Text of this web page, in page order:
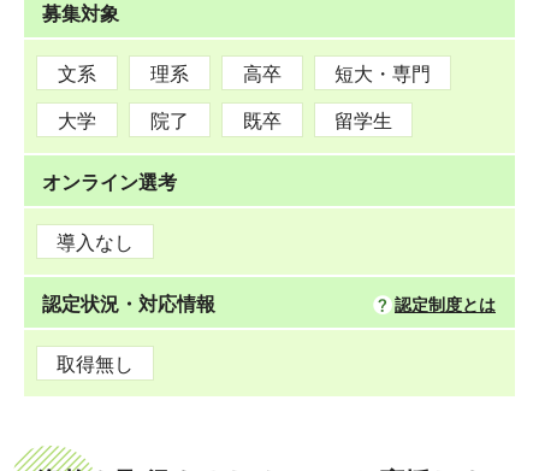
募集対象
文系 理系 高卒 短大・専門
大学 院了 既卒 留学生
オンライン選考
導入なし
認定状況・対応情報 認定制度とは
取得無し